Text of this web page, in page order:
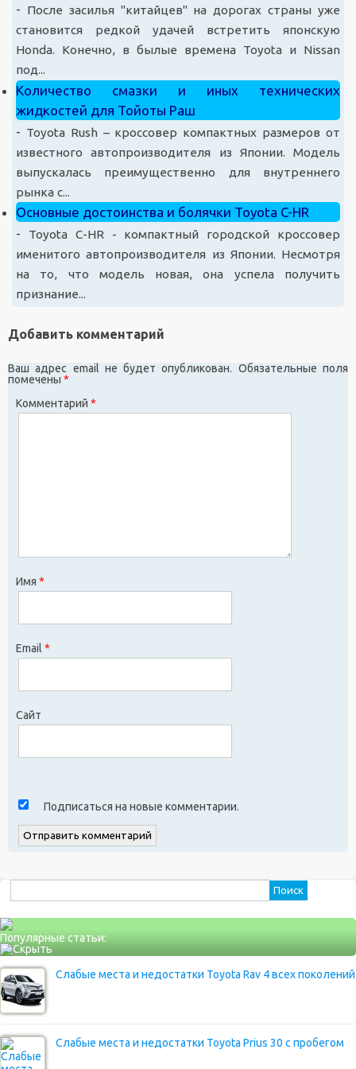
- После засилья "китайцев" на дорогах страны уже
становится редкой удачей встретить японскую
Honda. Конечно, в былые времена Toyota и Nissan
под...
Количество смазки и иных технических
жидкостей для Тойоты Раш
- Toyota Rush – кроссовер компактных размеров от
известного автопроизводителя из Японии. Модель
выпускалась преимущественно для внутреннего
рынка с...
Основные достоинства и болячки Toyota C-HR
-
Toyota C-HR - компактный городской кроссовер
именитого автопроизводителя из Японии. Несмотря
на то, что модель новая, она успела получить
признание...
Добавить комментарий
Ваш адрес email не будет опубликован. Обязательные поля
помечены *
Комментарий *
Имя *
Email *
Сайт
Подписаться на новые комментарии.
Популярные статьи:
Слабые места и недостатки Toyota Rav 4 всех поколений
Слабые места и недостатки Toyota Prius 30 с пробегом